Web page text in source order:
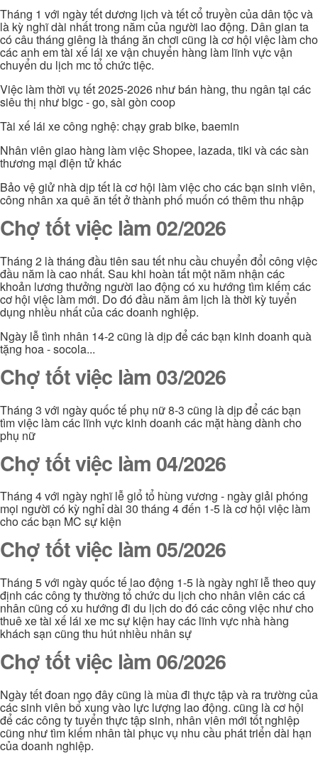
Tháng 1 với ngày tết dương lịch và tết cổ truyền của dân tộc và
là kỳ nghĩ dài nhất trong năm của người lao động. Dân gian ta
có câu tháng giêng là tháng ăn chơi cũng là cơ hội việc làm cho
các anh em tài xế lái xe vận chuyển hàng làm lĩnh vực vận
chuyển du lịch mc tổ chức tiệc.
Việc làm thời vụ tết 2025-2026 như bán hàng, thu ngân tại các
siêu thị như bigc - go, sài gòn coop
Tài xế lái xe công nghệ: chạy grab bike, baemin
Nhân viên giao hàng làm việc Shopee, lazada, tiki và các sàn
thương mại điện tử khác
Bảo vệ giử nhà dịp tết là cơ hội làm việc cho các bạn sinh viên,
công nhân xa quê ăn tết ở thành phố muốn có thêm thu nhập
Chợ tốt việc làm 02/2026
Tháng 2 là tháng đầu tiên sau tết nhu cầu chuyển đổi công việc
đầu năm là cao nhất. Sau khi hoàn tất một năm nhận các
khoản lương thưởng người lao động có xu hướng tìm kiếm các
cơ hội việc làm mới. Do đó đầu năm âm lịch là thời kỳ tuyển
dụng nhiều nhất của các doanh nghiệp.
Ngày lễ tình nhân 14-2 cũng là dịp để các bạn kinh doanh quà
tặng hoa - socola...
Chợ tốt việc làm 03/2026
Tháng 3 với ngày quốc tế phụ nữ 8-3 cũng là dịp để các bạn
tìm việc làm các lĩnh vực kinh doanh các mặt hàng dành cho
phụ nữ
Chợ tốt việc làm 04/2026
Tháng 4 với ngày nghĩ lễ giổ tổ hùng vương - ngày giải phóng
mọi người có kỳ nghỉ dài 30 tháng 4 đến 1-5 là cơ hội việc làm
cho các bạn MC sự kiện
Chợ tốt việc làm 05/2026
Tháng 5 với ngày quốc tế lao động 1-5 là ngày nghĩ lễ theo quy
định các công ty thường tổ chức du lịch cho nhân viên các cá
nhân cũng có xu hướng đi du lịch do đó các công việc như cho
thuê xe tài xế lái xe mc sự kiện hay các lĩnh vực nhà hàng
khách sạn cũng thu hút nhiều nhân sự
Chợ tốt việc làm 06/2026
Ngày tết đoan ngọ đây cũng là mùa đi thực tập và ra trường của
các sinh viên bổ xung vào lực lượng lao động. cũng là cơ hội
để các công ty tuyển thực tập sinh, nhân viên mới tốt nghiệp
cũng như tìm kiếm nhân tài phục vụ nhu cầu phát triển dài hạn
của doanh nghiệp.